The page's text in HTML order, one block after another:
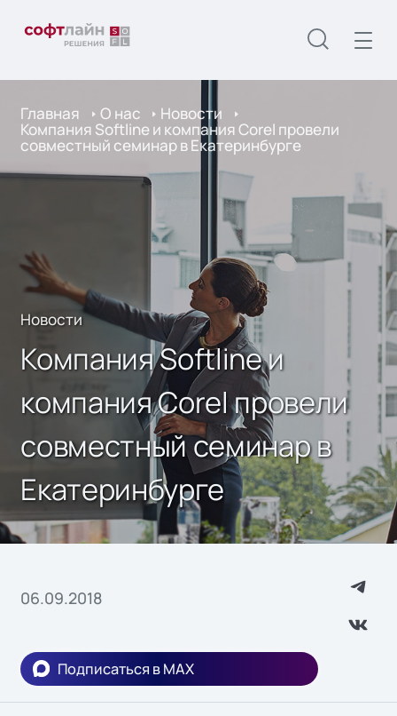
Главная О нас Новости
Компания Softline и компания Corel провели
совместный семинар в Екатеринбурге
Новости
Компания Softline и
компания Corel провели
совместный семинар в
Екатеринбурге
06.09.2018
Подписаться в MAX